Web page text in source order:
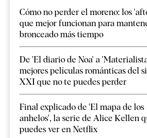
Cómo no perder el moreno: los
que mejor funcionan para
bronceado más tiempo
De 'El diario de Noa' a
mejores películas románticas del
XXI que no te puedes perder
Final explicado de 'El mapa de los
anhelos', la serie de Alice Kellen
puedes ver en Netflix